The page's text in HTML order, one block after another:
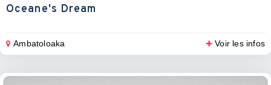
Oceane's Dream
Ambatoloaka Voir les infos